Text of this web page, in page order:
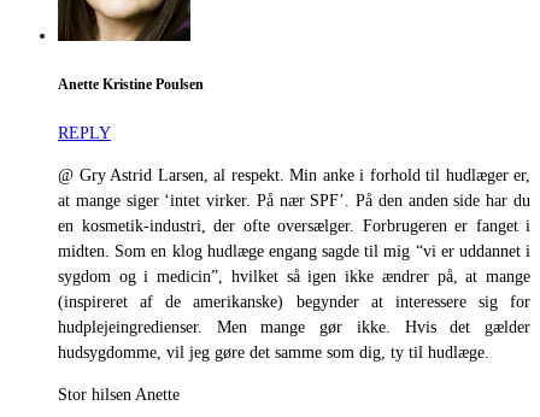
Anette Kristine Poulsen
REPLY
@ Gry Astrid Larsen, al respekt. Min anke i forhold til hudlæger er,
at mange siger ‘intet virker. På nær SPF’. På den anden side har du
en kosmetik-industri, der ofte oversælger. Forbrugeren er fanget i
midten. Som en klog hudlæge engang sagde til mig “vi er uddannet i
sygdom og i medicin”, hvilket så igen ikke ændrer på, at mange
(inspireret af de amerikanske) begynder at interessere sig for
hudplejeingredienser. Men mange gør ikke. Hvis det gælder
hudsygdomme, vil jeg gøre det samme som dig, ty til hudlæge.
Stor hilsen Anette